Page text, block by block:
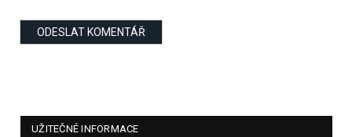
UŽITEČNÉ INFORMACE